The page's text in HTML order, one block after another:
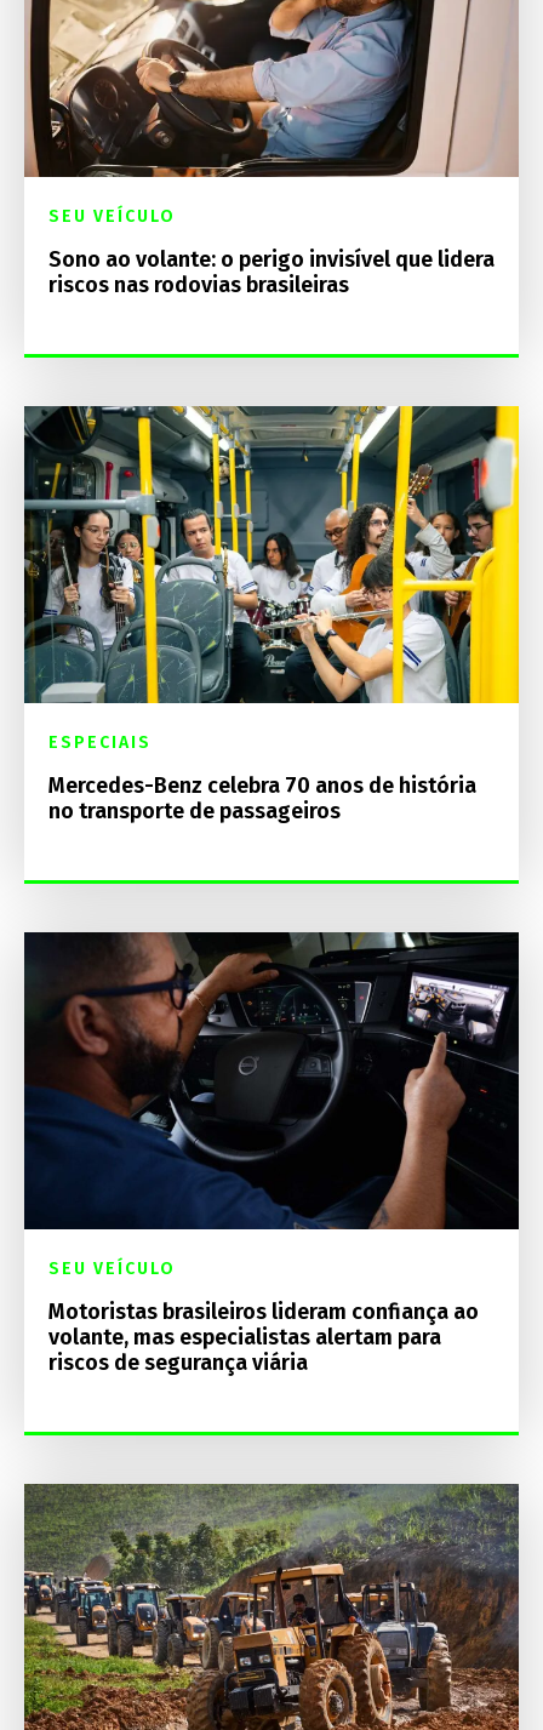
SEU VEÍCULO
Sono ao volante: o perigo invisível que lidera
riscos nas rodovias brasileiras
ESPECIAIS
Mercedes-Benz celebra 70 anos de história
no transporte de passageiros
SEU VEÍCULO
Motoristas brasileiros lideram confiança ao
volante, mas especialistas alertam para
riscos de segurança viária